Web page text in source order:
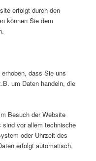
erfolgt durch den
können Sie dem
dass Sie uns
um Daten handeln, die
Besuch der Website
vor allem technische
oder Uhrzeit des
erfolgt automatisch,